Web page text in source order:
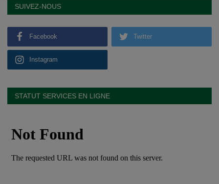
SUIVEZ-NOUS
Facebook Twitter
Instagram
STATUT SERVICES EN LIGNE